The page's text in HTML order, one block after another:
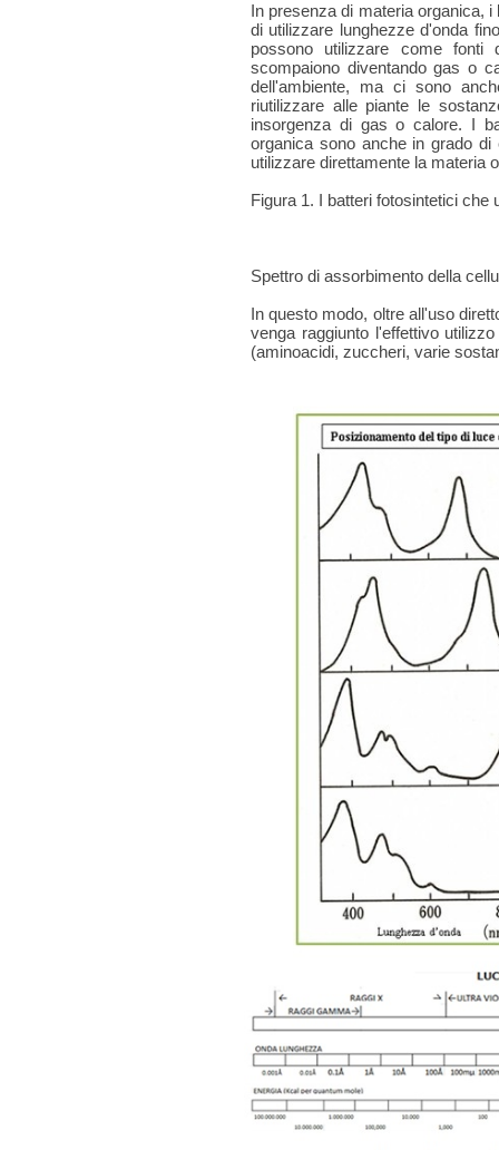
In presenza di materia organica,
di utilizzare lunghezze d'onda
possono utilizzare come fonti
scompaiono diventando gas o
dell'ambiente, ma ci sono
riutilizzare alle piante le
insorgenza di gas o calore. I
organica sono anche in grado
utilizzare direttamente la materia
Figura 1. I batteri fotosintetici che
Spettro di assorbimento della
In questo modo, oltre all'uso
venga raggiunto l'effettivo
(aminoacidi, zuccheri, varie